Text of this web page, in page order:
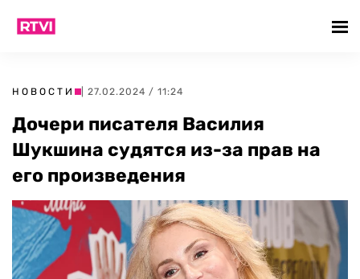
НОВОСТИ | 27.02.2024 / 11:24
Дочери писателя Василия
Шукшина судятся из-за прав на
его произведения